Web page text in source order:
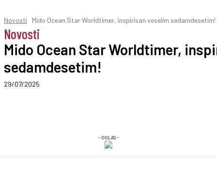
Novosti Mido Ocean Star Worldtimer, inspirisan veselim sedamdesetim!
Novosti
Mido Ocean Star Worldtimer,
sedamdesetim!
29/07/2025
- OGLAS -